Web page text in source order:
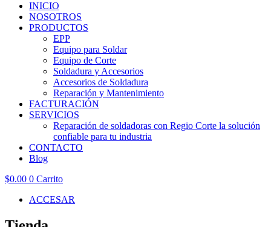
INICIO
NOSOTROS
PRODUCTOS
EPP
Equipo para Soldar
Equipo de Corte
Soldadura y Accesorios
Accesorios de Soldadura
Reparación y Mantenimiento
FACTURACIÓN
SERVICIOS
Reparación de soldadoras con Regio Corte la solución
confiable para tu industria
CONTACTO
Blog
$0.00 0 Carrito
ACCESAR